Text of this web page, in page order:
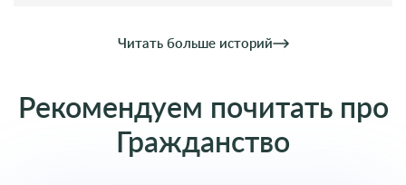
Читать больше историй
Рекомендуем почитать про
Гражданство